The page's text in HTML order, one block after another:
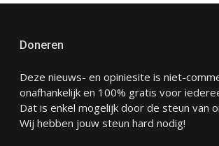
Doneren
Deze nieuws- en opiniesite is niet-
onafhankelijk en 100% gratis voor
Dat is enkel mogelijk door de steun van
Wij hebben jouw steun hard nodig!